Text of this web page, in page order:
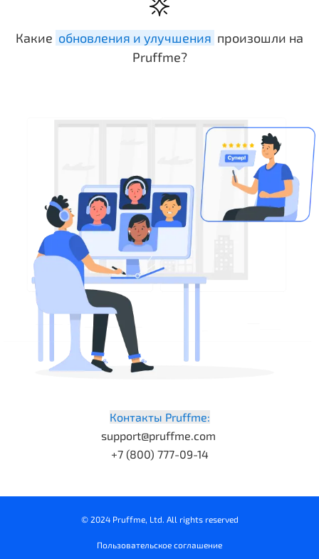
Какие обновления и улучшения произошли на
Pruffme?
Контакты Pruffme:
support@pruffme.com
+7 (800) 777-09-14
© 2024 Pruffme, Ltd. All rights reserved
Пользовательское соглашение